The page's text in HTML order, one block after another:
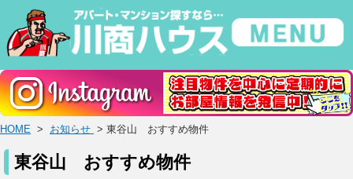
HOME > お知らせ > 東谷山 おすすめ物件
東谷山 おすすめ物件